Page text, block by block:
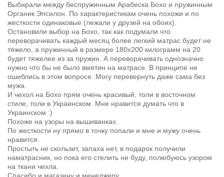
Выбирали между беспружинным Арабеска Бохо и пружинным
Органик Эпсилон. По характеристикам очень похожи и по
жесткости одинаковые (лежали у друзей на обоих).
Остановили выбор на Бохо, так как подумали что
переворачивать каждый месяц более легкий матрас будет не
тяжело, а пружинный в размере 180х200 килограмм на 20
будет тяжелее из за пружин. А переворачивать однозначно
нужно что бы не было вмятин на матрасе. В принципе не
ошиблись в этом вопросе. Могу перевернуть даже сама без
мужа.
И чехол на Бохо прям очень красивый, толи в восточном
стиле, толи в Украинском. Мне нравится думать что в
Украинском :)
Похоже на узоры на вышиванках.
По жесткости ну прямо в точку попали и мне и мужу очень
нравится.
Простыть не скользит, запаха нет, в подарок получили
наматрасник, но пока его стелить не буду, полюбуюсь узором
на ткани чехла.